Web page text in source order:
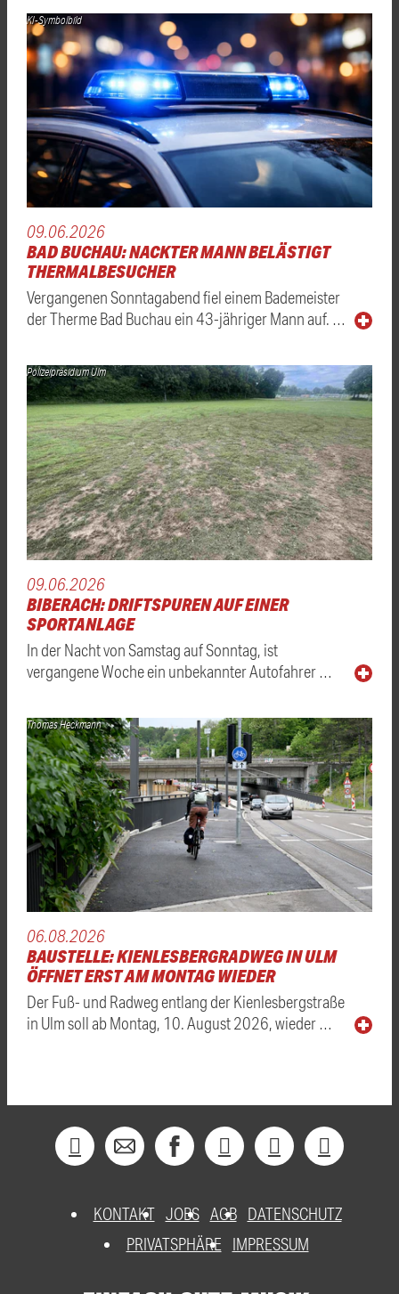
KI-Symbolbild
09.06.2026
BAD BUCHAU: NACKTER MANN BELÄSTIGT
THERMALBESUCHER
Vergangenen Sonntagabend fiel einem Bademeister
der Therme Bad Buchau ein 43-jähriger Mann auf. …
Polizeipräsidium Ulm
09.06.2026
BIBERACH: DRIFTSPUREN AUF EINER
SPORTANLAGE
In der Nacht von Samstag auf Sonntag, ist
vergangene Woche ein unbekannter Autofahrer …
Thomas Heckmann
06.08.2026
BAUSTELLE: KIENLESBERGRADWEG IN ULM
ÖFFNET ERST AM MONTAG WIEDER
Der Fuß- und Radweg entlang der Kienlesbergstraße
in Ulm soll ab Montag, 10. August 2026, wieder …
KONTAKT JOBS AGB DATENSCHUTZ
PRIVATSPHÄRE
IMPRESSUM